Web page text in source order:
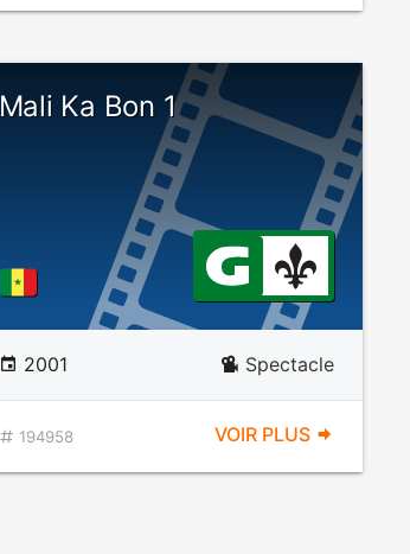
Mali Ka Bon 1
2001 Spectacle
194958 VOIR PLUS